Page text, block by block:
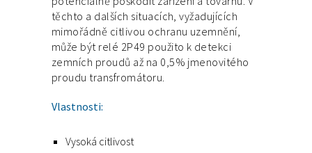
těchto a dalších situacích, vyžadujících
mimořádně citlivou ochranu uzemnění,
může být relé 2P49 použito k detekci
zemních proudů až na 0,5% jmenovitého
proudu transfromátoru.
Vlastnosti:
Vysoká citlivost